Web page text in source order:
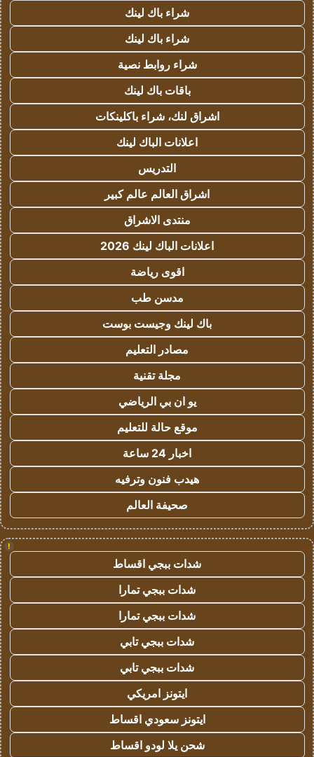
شراء باك لينك
شراء باك لينك
شراء روابط نصية
باقات باك لينك
اشراق لنك، شراء باكلينكات
اعلانات الباك لينك
التدريس
اشراق العالم عالم كبير
منتدى الاشراق
اعلانات الباك لينك 2026
اقوى رياضة
مدسن طب
باك لينك وجيست بوست
مصادر التعليم
مجلة تقنية
يو ان بي الرياضي
موقع حالة للتعليم
اخبار 24 ساعة
هيدب فنون وترفيه
صحيفة العالم
!
شدات ببجي اقساط
شدات ببجي تمارا
شدات ببجي تمارا
شدات ببجي تابي
شدات ببجي تابي
ايتونز امريكي
ايتونز سعودي اقساط
شحن يلا لودو اقساط